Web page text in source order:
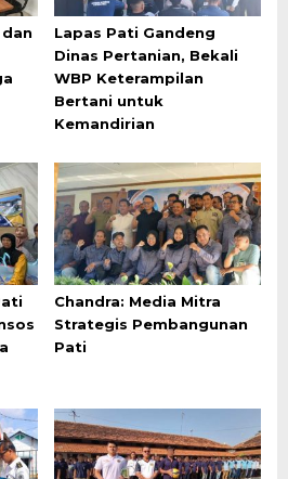
dan
Lapas Pati Gandeng
Dinas Pertanian, Bekali
WBP Keterampilan
Bertani untuk
Kemandirian
Chandra: Media Mitra
Strategis Pembangunan
Pati